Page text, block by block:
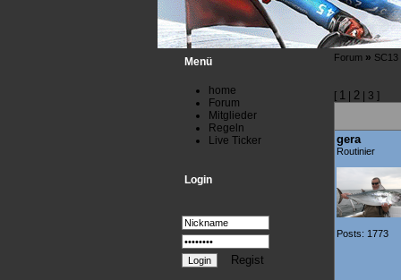
Menü
home
Forum
Mitglieder
Regeln
Live Ticker
Login
Regist
Forum» SC13
[ 1| 2| 3 ]
gera
Routinier
Posts: 1773